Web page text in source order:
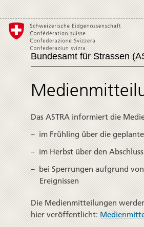
Bundesamt für Strassen
Das ASTRA informiert die
im Frühling über die
im Herbst über den
bei Sperrungen aufgrund
Ereignissen
Die Medienmitteilungen
hier veröffentlicht: